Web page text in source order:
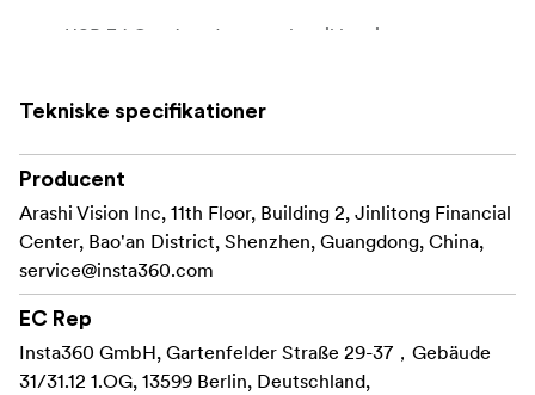
USB 3.1 Gen 1-understøttelse til hurtige
Aktiv repeater forstærker signalet for at opretholde
Forstærkede stik og fleksibel yderkappe modstår
slid
Hvad er der i æsken
Ekstra langt USB-C-kabel (10 m)
Tekniske specifikationer
Producent
Arashi Vision Inc, 11th Floor, Building 2, Jinlitong Financial
Center, Bao'an District, Shenzhen, Guangdong, China,
service@insta360.com
EC Rep
Insta360 GmbH, Gartenfelder Straße 29-37，Gebäude
31/31.12 1.OG, 13599 Berlin, Deutschland,